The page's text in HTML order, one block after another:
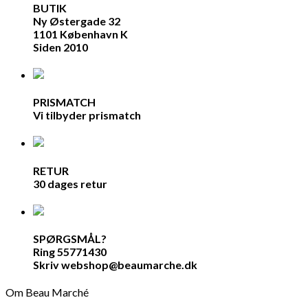
BUTIK
Ny Østergade 32
1101 København K
Siden 2010
PRISMATCH
Vi tilbyder prismatch
RETUR
30 dages retur
SPØRGSMÅL?
Ring 55771430
Skriv webshop@beaumarche.dk
Om Beau Marché